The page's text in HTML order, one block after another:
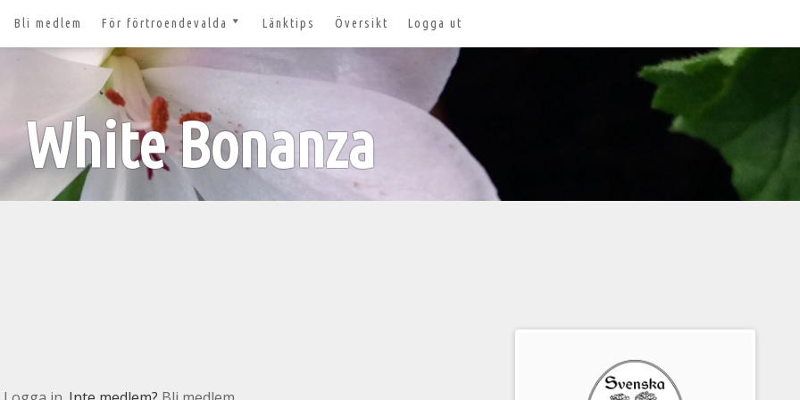
lösenord?
Bli medlem För förtroendevalda
Nyheter och tips 2026-03-20
Styrelsesidan
Bildbanken
Dokument för
förtroendevalda
Lägg till aktivitet
Länktips Översikt Logga ut
White Bonanza